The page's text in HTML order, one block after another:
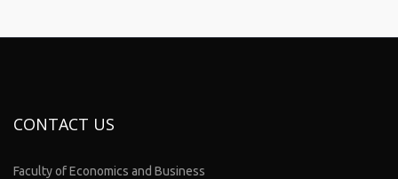
CONTACT US
Faculty of Economics and Business